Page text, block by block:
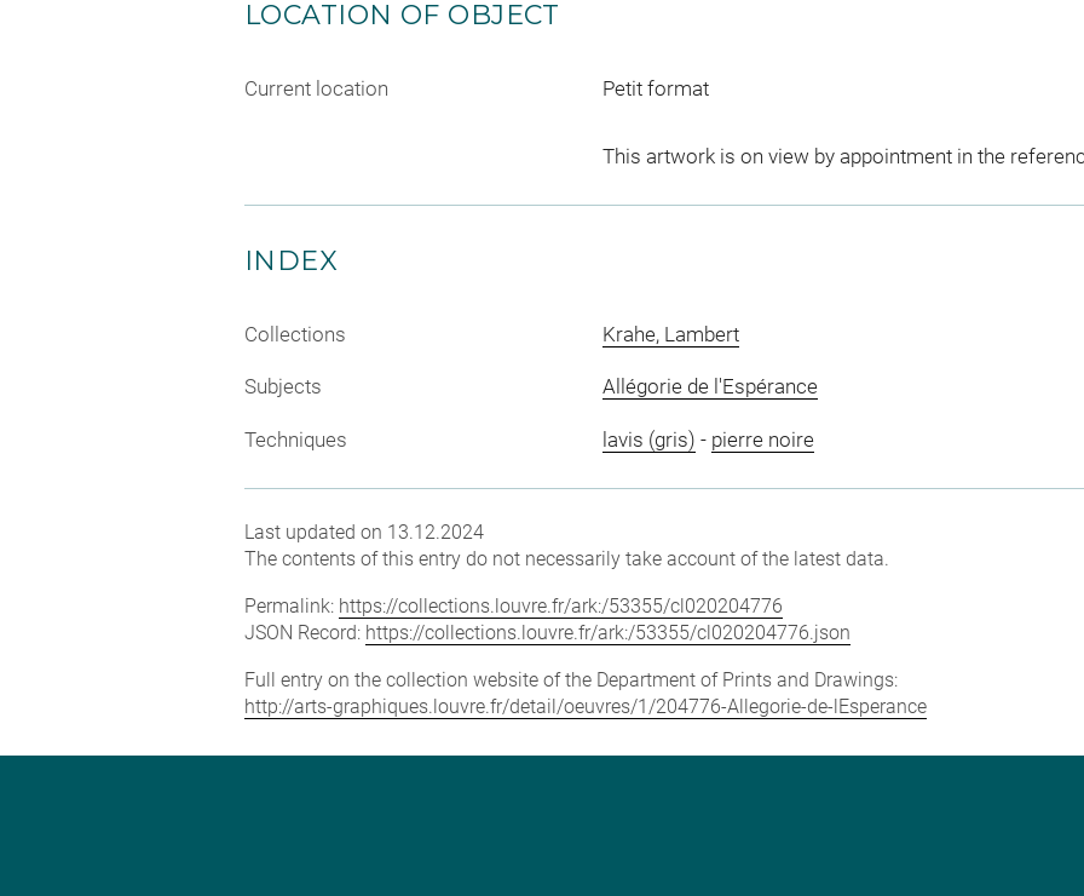
LOCATION OF OBJECT
Current location Petit format
This artwork is on view by appointment in the
INDEX
Collections Krahe, Lambert
Subjects Allégorie de l'Espérance
Techniques lavis (gris) - pierre noire
Last updated on 13.12.2024
The contents of this entry do not necessarily take account of the latest data.
Permalink: https://collections.louvre.fr/ark:/53355/cl020204776
JSON Record: https://collections.louvre.fr/ark:/53355/cl020204776.json
Full entry on the collection website of the Department of Prints and Drawings:
http://arts-graphiques.louvre.fr/detail/oeuvres/1/204776-Allegorie-de-lEsperance